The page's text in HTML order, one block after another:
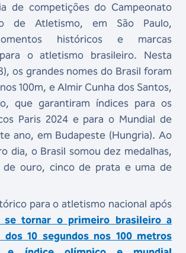
de competições do Campeonato
de Atletismo, em São Paulo,
históricos e marcas
o atletismo brasileiro. Nesta
os grandes nomes do Brasil foram
100m, e Almir Cunha dos Santos,
que garantiram índices para os
Paris 2024 e para o Mundial de
ano, em Budapeste (Hungria). Ao
dia, o Brasil somou dez medalhas,
de ouro, cinco de prata e uma de
para o atletismo nacional após
se tornar o primeiro brasileiro a
dos 10 segundos nos 100 metros